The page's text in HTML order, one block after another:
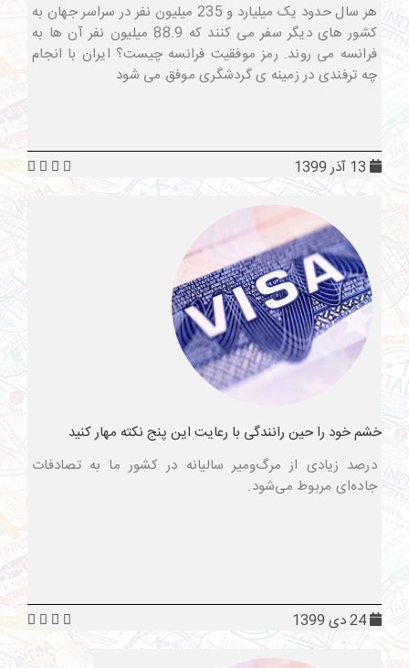
هر سال حدود یک میلیارد و 235 میلیون نفر در سراسر جهان به
کشور های دیگر سفر می کنند که 88.9 میلیون نفر آن ها به
فرانسه می روند. رمز موفقیت فرانسه چیست؟ ایران با انجام
چه ترفندی در زمینه ی گردشگری موفق می شود
خشم خود را حین رانندگی با رعایت این پنج نکته مهار کنید
درصد زیادی از مرگ‌ومیر سالیانه در کشور ما به تصادفات
جاده‌ای مربوط می‌شود.